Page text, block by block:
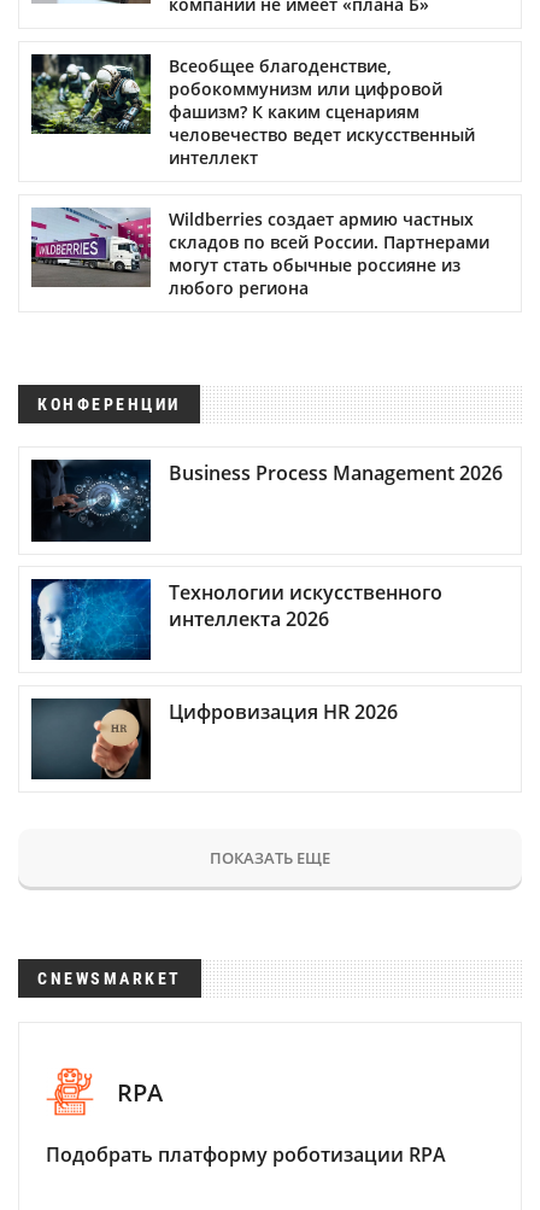
Всеобщее благоденствие,
робокоммунизм или цифровой
фашизм? К каким сценариям
человечество ведет искусственный
интеллект
Wildberries создает армию частных
складов по всей России. Партнерами
могут стать обычные россияне из
любого региона
КОНФЕРЕНЦИИ
Business Process Management 2026
Технологии искусственного
интеллекта 2026
Цифровизация HR 2026
ПОКАЗАТЬ ЕЩЕ
CNEWSMARKET
RPA
Подобрать платформу роботизации RPA